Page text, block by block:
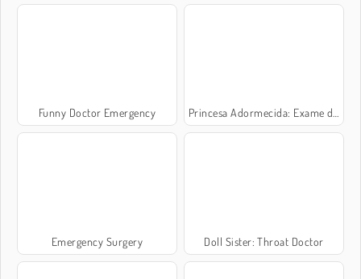
Funny Doctor Emergency Princesa Adormecida: Exame de Grávida
Emergency Surgery Doll Sister: Throat Doctor